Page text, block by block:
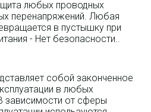
любых проводных
перенапряжений. Любая
в пустышку при
- Нет безопасности..
собой законченное
в любых
зависимости от сферы